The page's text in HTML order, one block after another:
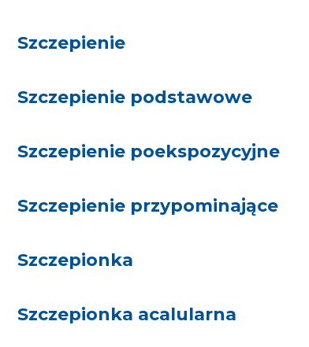
Szczepienie
Szczepienie podstawowe
Szczepienie poekspozycyjne
Szczepienie przypominające
Szczepionka
Szczepionka acalularna